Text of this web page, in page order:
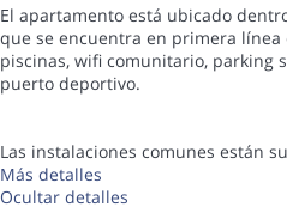
El apartamento está ubicado
que se encuentra en primera línea
piscinas, wifi comunitario, parking
puerto deportivo.
Las instalaciones comunes están
Más detalles
Ocultar detalles